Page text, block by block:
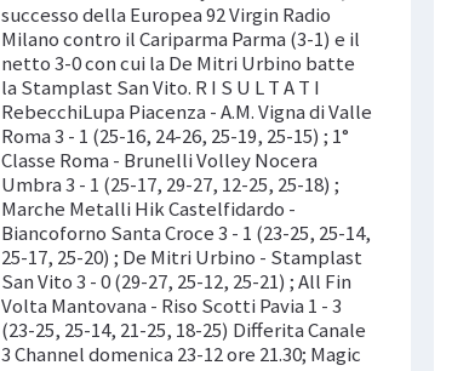
successo della Europea 92 Virgin Radio
Milano contro il Cariparma Parma (3-1) e il
netto 3-0 con cui la De Mitri Urbino batte
la Stamplast San Vito. R I S U L T A T I
RebecchiLupa Piacenza - A.M. Vigna di Valle
Roma 3 - 1 (25-16, 24-26, 25-19, 25-15) ; 1°
Classe Roma - Brunelli Volley Nocera
Umbra 3 - 1 (25-17, 29-27, 12-25, 25-18) ;
Marche Metalli Hik Castelfidardo -
Biancoforno Santa Croce 3 - 1 (23-25, 25-14,
25-17, 25-20) ; De Mitri Urbino - Stamplast
San Vito 3 - 0 (29-27, 25-12, 25-21) ; All Fin
Volta Mantovana - Riso Scotti Pavia 1 - 3
(23-25, 25-14, 21-25, 18-25) Differita Canale
3 Channel domenica 23-12 ore 21.30; Magic